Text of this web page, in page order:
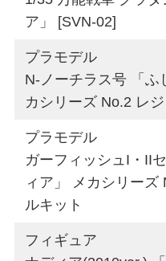
ア」 [SVN-02]
プラモデル
N-ノーチラス号 「ふ
カシリーズ No.2 レ
プラモデル
ガーフィッシュI・II
ィア」 メカシリー
ルキット
フィギュア